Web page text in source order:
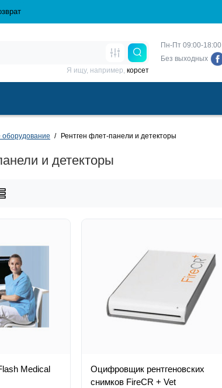
Пн-Пт 09:00-18:00
Без выходных
Я ищу, например, корсет
оборудование Рентген флет-панели и детекторы
и детекторы
Medical
Оцифровщик рентгеновских
снимков FireCR + Vet